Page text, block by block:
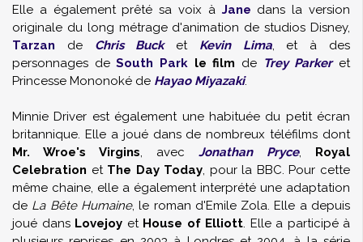
Elle a également prêté sa voix à Jane dans la version
originale du long métrage d'animation de studios Disney,
Tarzan
de Chris Bucket Kevin Lima, et à des
personnages deSouth Park le film de Trey Parkeret
Princesse Mononoké de Hayao Miyazaki.
Minnie Driver est également une habituée du petit écran
britannique. Elle a joué dans de nombreux téléfilms dont
Mr. Wroe's Virgins, avec Jonathan Pryce, Royal
Celebration et The Day Today, pour la BBC. Pour cette
même chaine, elle a également interprété une adaptation
de La Bête Humaine, le roman d'Emile Zola. Elle a depuis
joué dans Lovejoy et House of Elliott. Elle a participé à